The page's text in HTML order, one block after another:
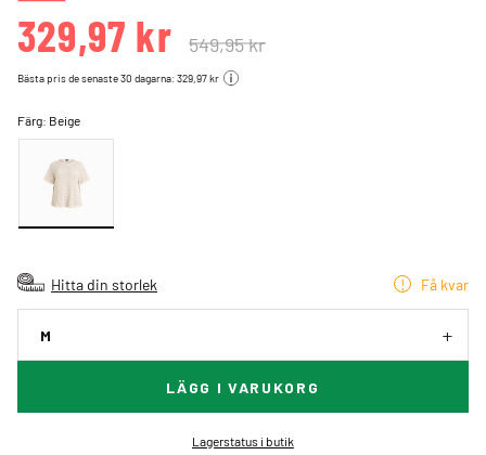
329,97 kr 549,95 kr
Bästa pris de senaste 30 dagarna: 329,97 kr
Färg: Beige
Hitta din storlek Få kvar
M
LÄGG I VARUKORG
Lagerstatus i butik